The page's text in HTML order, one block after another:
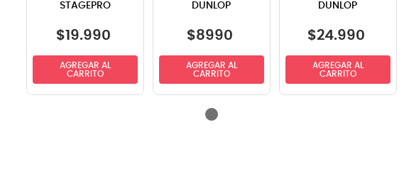
SPG20GR
6mts
STAGEPRO
$19.990
AGREGAR AL
CARRITO
STANDARD
DUNLOP
$8990
AGREGAR AL
CARRITO
DUNLOP
$24.990
AGREGAR AL
CARRITO